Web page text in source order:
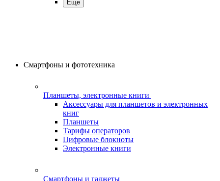
Еще
Смартфоны и фототехника
Планшеты, электронные книги
Аксессуары для планшетов и электронных
книг
Планшеты
Тарифы операторов
Цифровые блокноты
Электронные книги
Смартфоны и гаджеты